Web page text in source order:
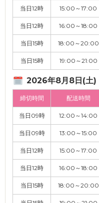
当日12時 15:00～17:00
当日12時 16:00～18:00
当日15時 18:00～20:00
当日15時 19:00～21:00
2026年8月8日(土)
締切時間 配送時間
当日09時 12:00～14:00
当日09時 13:00～15:00
当日12時 15:00～17:00
当日12時 16:00～18:00
当日15時 18:00～20:00